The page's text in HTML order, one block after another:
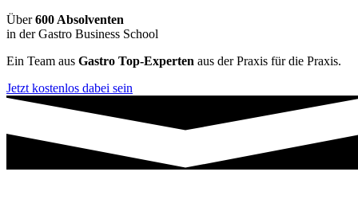
Über600 Absolventen
in der Gastro Business School
Ein Team aus Gastro Top-Experten aus der Praxis für die Praxis.
Jetzt kostenlos dabei sein